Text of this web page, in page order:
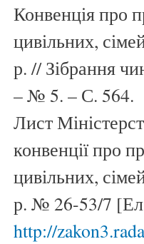
Конвенція про
цивільних,
р. // Зібрання
– № 5. – С. 564.
Лист
конвенції про
цивільних,
р. № 26-53/7
http://